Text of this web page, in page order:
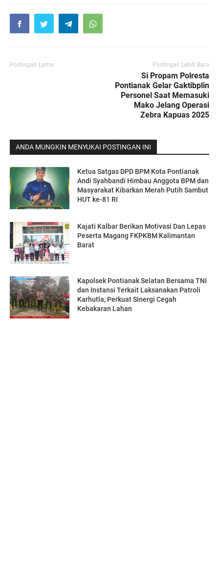
Postingan Lama Postingan Lebih Baru
Si Propam Polresta
Pontianak Gelar Gaktibplin
Personel Saat Memasuki
Mako Jelang Operasi
Zebra Kapuas 2025
ANDA MUNGKIN MENYUKAI POSTINGAN INI
Ketua Satgas DPD BPM Kota Pontianak
Andi Syahbandi Himbau Anggota BPM dan
Masyarakat Kibarkan Merah Putih Sambut
HUT ke-81 RI
Kajati Kalbar Berikan Motivasi Dan Lepas
Peserta Magang FKPKBM Kalimantan
Barat
Kapolsek Pontianak Selatan Bersama TNI
dan Instansi Terkait Laksanakan Patroli
Karhutla, Perkuat Sinergi Cegah
Kebakaran Lahan